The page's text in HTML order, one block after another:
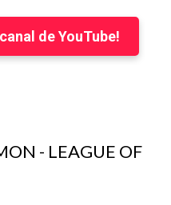
de YouTube!
- LEAGUE OF